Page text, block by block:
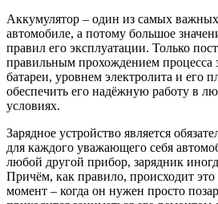
Аккумулятор – один из самых
автомобиле, а потому большое
правил его эксплуатации. Только
правильным прохождением процесса
батареи, уровнем электролита и его
обеспечить его надёжную работу в
условиях.
Зарядное устройство является
для каждого уважающего себя
любой другой прибор, зарядник
Причём, как правило, происходит
момент – когда он нужен просто